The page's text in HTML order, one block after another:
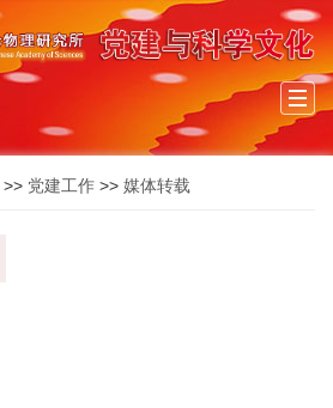
>> 党建工作 >> 媒体转载